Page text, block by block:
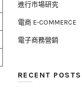
進行市場研究
電商 E-COMMERCE
電子商務營銷
RECENT POSTS